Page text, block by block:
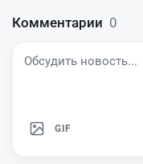
Комментарии 0
GIF